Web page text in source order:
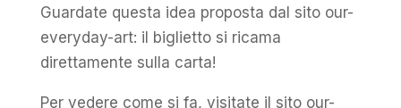
Guardate questa idea proposta dal sito our-
everyday-art: il biglietto si ricama
direttamente sulla carta!
Per vedere come si fa, visitate il sito our-